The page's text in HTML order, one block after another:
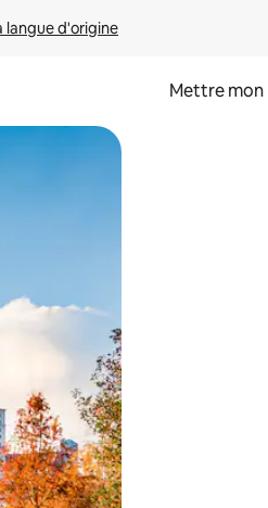
langue d'origine
Mettre mon
faisant glisser.